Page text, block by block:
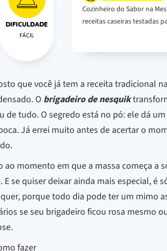
DIFICULDADE
FÁCIL
Cozinheiro do Sabor na
receitas caseiras testadas
que você já tem a receita tradicional
O brigadeiro de nesquik
tudo. O segredo está no pó: ele dá
Já errei muito antes de acertar o
momento em que a massa começa a
se quiser deixar ainda mais especial,
porque todo dia pode ter um mimo
se seu brigadeiro ficou rosa mesmo
fazer